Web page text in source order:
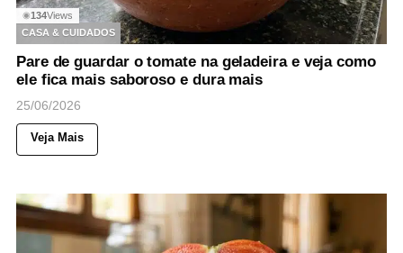
◉134Views
CASA & CUIDADOS
Pare de guardar o tomate na geladeira e veja como
ele fica mais saboroso e dura mais
25/06/2026
Veja Mais